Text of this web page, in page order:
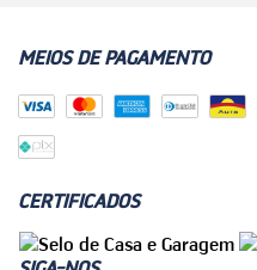
MEIOS DE PAGAMENTO
CERTIFICADOS